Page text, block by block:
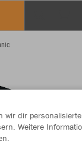
wir dir personalisierte
Weitere